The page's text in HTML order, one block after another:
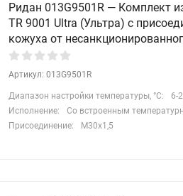
Ридан 013G9501R — Комплект
TR 9001 Ultra (Ультра) с
кожуха от
Артикул: 013G9501R
Диапазон настройки температуры, °С:
6-
Исполнение:
Со встроенным
Присоединение:
М30х1,5